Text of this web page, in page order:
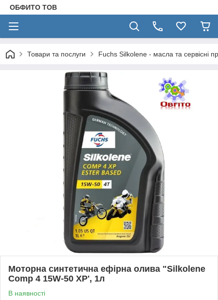
ОБФИТО ТОВ
Товари та послуги Fuchs Silkolene - масла та сервісні
Моторна синтетична ефірна олива "Silkolene
Comp 4 15W-50 XP', 1л
В наявності